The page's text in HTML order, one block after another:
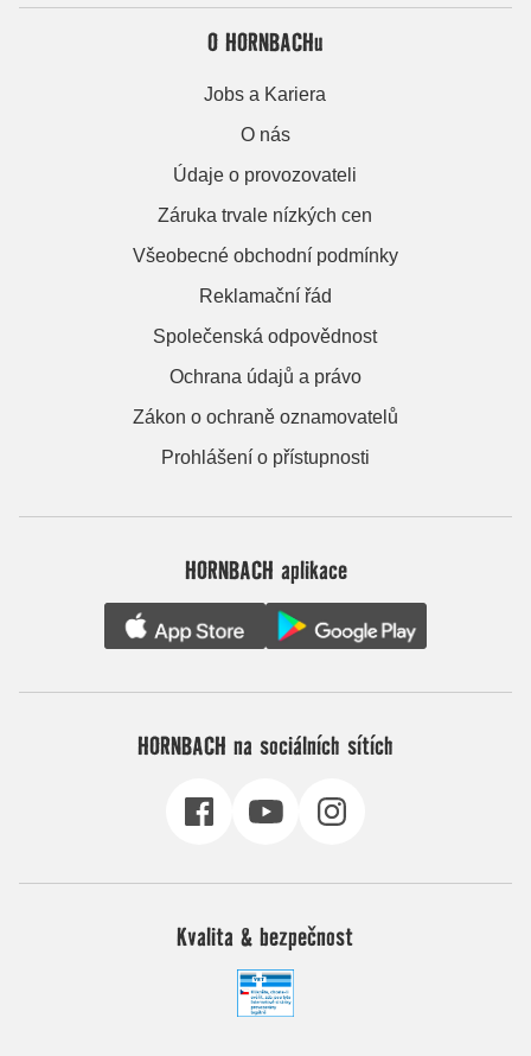
O HORNBACHu
Jobs a Kariera
O nás
Údaje o provozovateli
Záruka trvale nízkých cen
Všeobecné obchodní podmínky
Reklamační řád
Společenská odpovědnost
Ochrana údajů a právo
Zákon o ochraně oznamovatelů
Prohlášení o přístupnosti
HORNBACH aplikace
HORNBACH na sociálních sítích
Kvalita & bezpečnost